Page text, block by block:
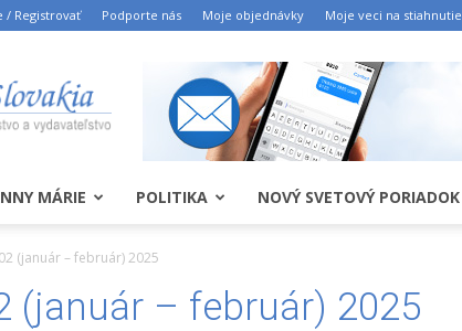
/ Registrovať Podporte nás Moje objednávky Moje veci na stiahnutie
MÁRIE POLITIKA NOVÝ SVETOVÝ PORIADOK
(január – február) 2025
(január – február) 2025